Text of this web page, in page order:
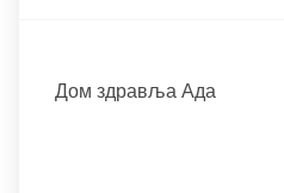
Дом здравља Ада